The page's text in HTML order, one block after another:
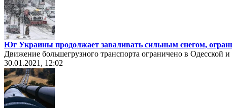
Юг Украины продолжает заваливать сильным снегом,
Движение большегрузного транспорта ограничено в Одесской
30.01.2021, 12:02